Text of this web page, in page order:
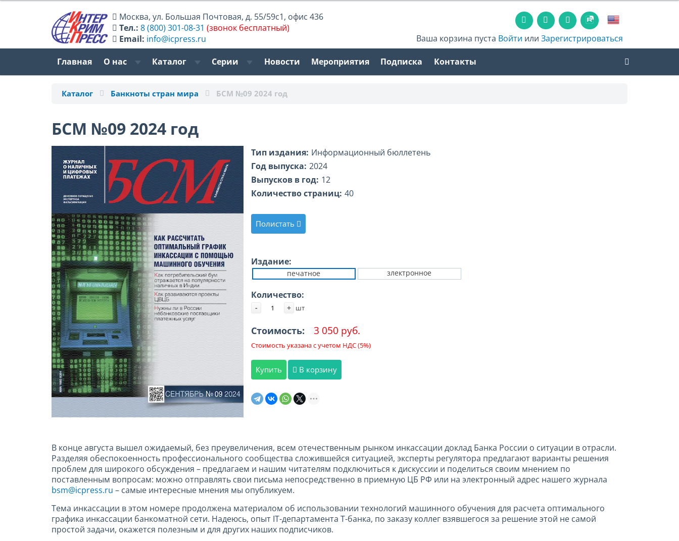
Москва,ул. Большая Почтовая, д. 55/59с1, офис 436
Тел.: 8 (800) 301-08-31 (звонок бесплатный)
Email: info@icpress.ru Ваша корзина пуста Войти илиЗарегистрироваться
Главная О нас Каталог Серии Новости Мероприятия Подписка Контакты
Каталог Банкноты стран мира БСМ №09 2024 год
БСМ №09 2024 год
Тип издания: Информационный бюллетень
Год выпуска: 2024
Выпусков в год: 12
Количество страниц: 40
Полистать
Издание:
печатное злектронное
Количество:
- + шт
Стоимость: 3 050 руб.
Стоимость указана с учетом НДС (5%)
Купить В корзину
В конце августа вышел ожидаемый, без преувеличения, всем отечественным рынком инкассации доклад Банка России о ситуации в отрасли.
Разделяя обеспокоенность профессионального сообщества сложившейся ситуацией, эксперты регулятора предлагают варианты решения
проблем для широкого обсуждения – предлагаем и нашим читателям подключиться к дискуссии и поделиться своим мнением по
поставленным вопросам: можно отправлять свои письма непосредственно в приемную ЦБ РФ или на электронный адрес нашего журнала
bsm@icpress.ru – самые интересные мнения мы опубликуем.
Тема инкассации в этом номере продолжена материалом об использовании технологий машинного обучения для расчета оптимального
графика инкассации банкоматной сети. Надеюсь, опыт IT-департамента Т-банка, по заказу коллег взявшегося за решение этой не самой
простой задачи, окажется полезным и для других наших подписчиков.